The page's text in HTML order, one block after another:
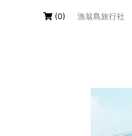
漁翁島旅行社
(0)